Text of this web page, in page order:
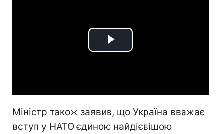
Play
Міністр також заявив, що Україна вважає
вступ у НАТО єдиною найдієвішою